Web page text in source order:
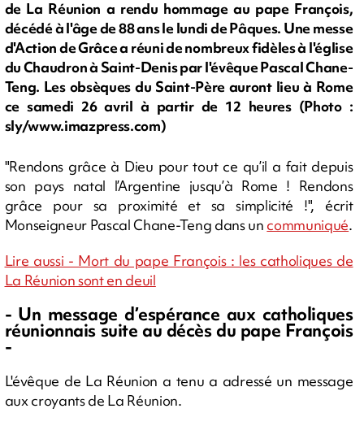
de La Réunion a rendu hommage au pape François,
décédé à l'âge de 88 ans le lundi de Pâques. Une messe
d'Action de Grâce a réuni de nombreux fidèles à l'église
du Chaudron à Saint-Denis par l'évêque Pascal Chane-
Teng. Les obsèques du Saint-Père auront lieu à Rome
ce samedi 26 avril à partir de 12 heures (Photo :
sly/www.imazpress.com)
"Rendons grâce à Dieu pour tout ce qu’il a fait depuis
son pays natal l’Argentine jusqu’à Rome ! Rendons
grâce pour sa proximité et sa simplicité !", écrit
Monseigneur Pascal Chane-Teng dans un communiqué.
Lire aussi - Mort du pape François : les catholiques de
La Réunion sont en deuil
- Un message d’espérance aux catholiques
réunionnais suite au décès du pape François
-
L'évêque de La Réunion a tenu a adressé un message
aux croyants de La Réunion.